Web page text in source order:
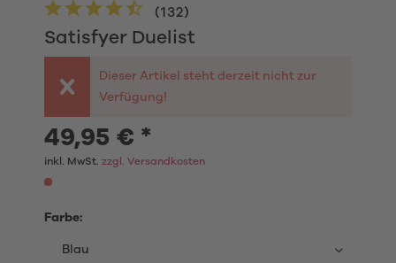
Satisfyer Duelist
(132)
Dieser Artikel steht derzeit nicht zur
Verfügung!
49,95 € *
inkl. MwSt. zzgl. Versandkosten
Farbe: